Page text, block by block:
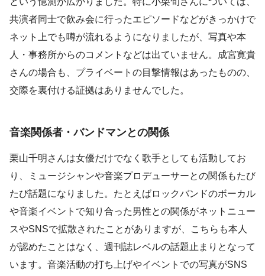
共演者同士で飲み会に行ったエピソードなどがきっかけで
ネット上でも噂が流れるようになりましたが、写真や本
人・事務所からのコメントなどは出ていません。成宮寛貴
さんの場合も、プライベートの目撃情報はあったものの、
交際を裏付ける証拠はありませんでした。
音楽関係者・バンドマンとの関係
栗山千明さんは女優だけでなく歌手としても活動してお
り、ミュージシャンや音楽プロデューサーとの関係もたび
たび話題になりました。たとえばロックバンドのボーカル
や音楽イベントで知り合った男性との関係がネットニュー
スやSNSで拡散されたことがありますが、こちらも本人
が認めたことはなく、週刊誌レベルの話題止まりとなって
います。音楽活動の打ち上げやイベントでの写真がSNS